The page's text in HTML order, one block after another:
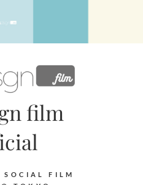
film
SOCIAL FILM